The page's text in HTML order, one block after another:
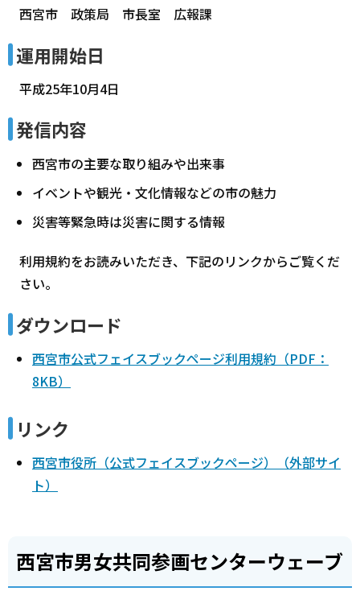
西宮市 政策局 市長室 広報課
運用開始日
平成25年10月4日
発信内容
西宮市の主要な取り組みや出来事
イベントや観光・文化情報などの市の魅力
災害等緊急時は災害に関する情報
利用規約をお読みいただき、下記のリンクからご覧くだ
さい。
ダウンロード
西宮市公式フェイスブックページ利用規約（PDF：
8KB）
リンク
西宮市役所（公式フェイスブックページ）（外部サイ
ト）
西宮市男女共同参画センターウェーブ